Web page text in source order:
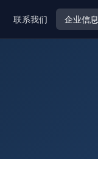
联系我们 企业信息